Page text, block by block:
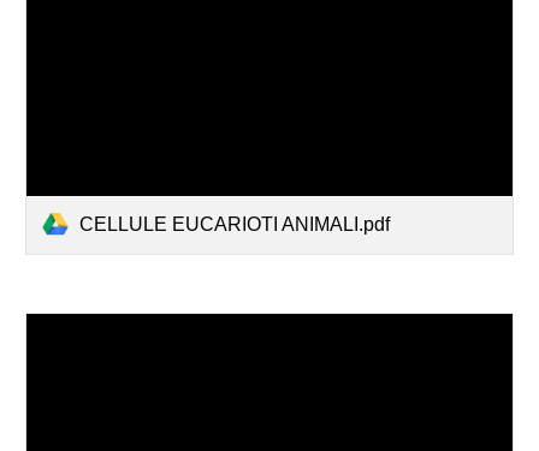
CELLULE EUCARIOTI ANIMALI.pdf